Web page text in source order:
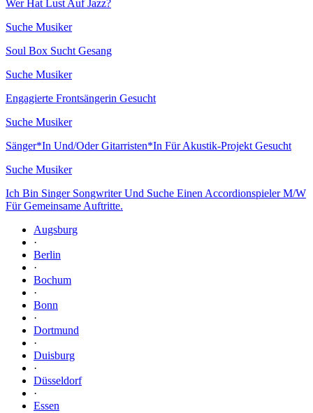
Wer Hat Lust Auf Jazz?
Suche Musiker
Soul Box Sucht Gesang
Suche Musiker
Engagierte Frontsängerin Gesucht
Suche Musiker
Sänger*In Und/Oder Gitarristen*In Für Akustik-Projekt Gesucht
Suche Musiker
Ich Bin Singer Songwriter Und Suche Einen Accordionspieler M/W
Für Gemeinsame Auftritte.
Augsburg
·
Berlin
·
Bochum
·
Bonn
·
Dortmund
·
Duisburg
·
Düsseldorf
·
Essen